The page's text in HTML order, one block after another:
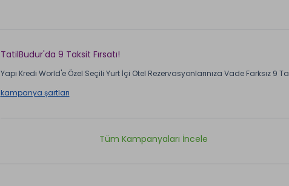
TatilBudur'da 9 Taksit Fırsatı!
Yapı Kredi World'e Özel Seçili Yurt İçi Otel Rezervasyonlarınıza Vade Farksız 9
kampanya şartları
Tüm Kampanyaları İncele